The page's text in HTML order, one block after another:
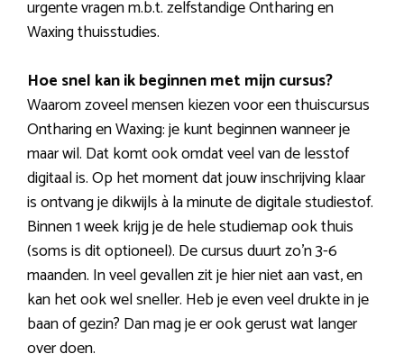
urgente vragen m.b.t. zelfstandige Ontharing en
Waxing thuisstudies.
Hoe snel kan ik beginnen met mijn cursus?
Waarom zoveel mensen kiezen voor een thuiscursus
Ontharing en Waxing: je kunt beginnen wanneer je
maar wil. Dat komt ook omdat veel van de lesstof
digitaal is. Op het moment dat jouw inschrijving klaar
is ontvang je dikwijls à la minute de digitale studiestof.
Binnen 1 week krijg je de hele studiemap ook thuis
(soms is dit optioneel). De cursus duurt zo’n 3-6
maanden. In veel gevallen zit je hier niet aan vast, en
kan het ook wel sneller. Heb je even veel drukte in je
baan of gezin? Dan mag je er ook gerust wat langer
over doen.